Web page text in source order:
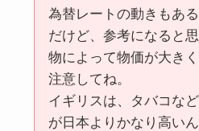
為替レートの動きもあ
だけど、参考になると
物によって物価が大き
注意してね。
イギリスは、タバコな
が日本よりかなり高いん